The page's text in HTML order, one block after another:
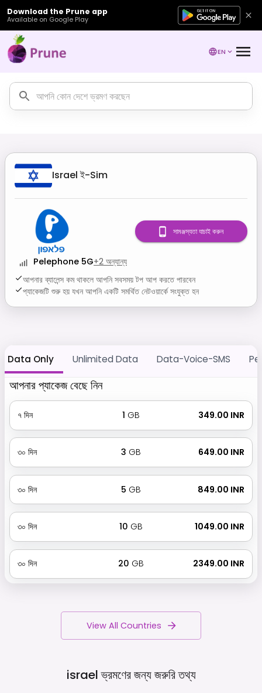
Download the Prune app
Available on Google Play
EN
Israel ই-Sim
Pelephone 5G+2 অন্যান্য
আপনার ব্যালেন্স কম থাকলে আপনি সবসময় টপ আপ করতে পারবেন
প্যাকেজটি শুরু হয় যখন আপনি একটি সমর্থিত নেটওয়ার্কে সংযুক্ত হন
সামঞ্জস্যতা যাচাই করুন
Data Only Unlimited Data Data-Voice-SMS
আপনার প্যাকেজ বেছে নিন
৭ দিন 1 GB ₹ 349.00 INR
৩০ দিন 3 GB ₹ 649.00 INR
৩০ দিন 5 GB ₹ 849.00 INR
৩০ দিন 10 GB ₹ 1049.00 INR
৩০ দিন 20 GB ₹ 2349.00 INR
View All Countries
israel ভ্রমণের জন্য জরুরিতথ্য